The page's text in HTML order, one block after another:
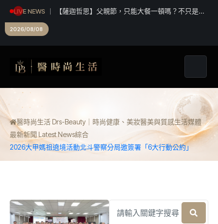
LIVE NEWS
【薩迦哲思】父親節，只能大餐一頓嗎？不只是
2026/08/08
醫時尚生活 Drs-Beauty｜時尚健康、美妝醫美與質感生活媒體
最新新聞 Latest News綜合
2026大甲媽祖遶境活動北斗警察分局邀簽署「6大行動公約」